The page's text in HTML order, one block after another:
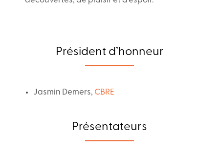
Président d’honneur
Jasmin Demers, CBRE
Présentateurs